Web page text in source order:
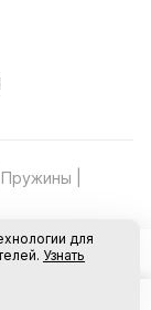
|
Оферта
для
Узнать